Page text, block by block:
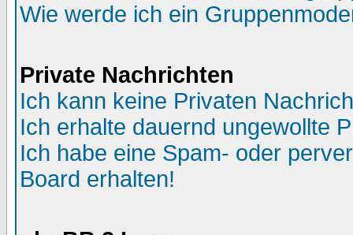
Wie werde ich ein
Private Nachrichten
Ich kann keine Privaten
Ich erhalte dauernd ungewollte
Ich habe eine Spam- oder
Board erhalten!